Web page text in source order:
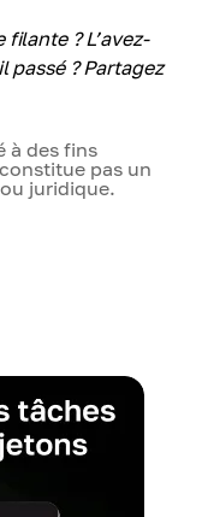
liquidité, où
? L’avez-
passé ? Partagez
à des fins
pas un
juridique.